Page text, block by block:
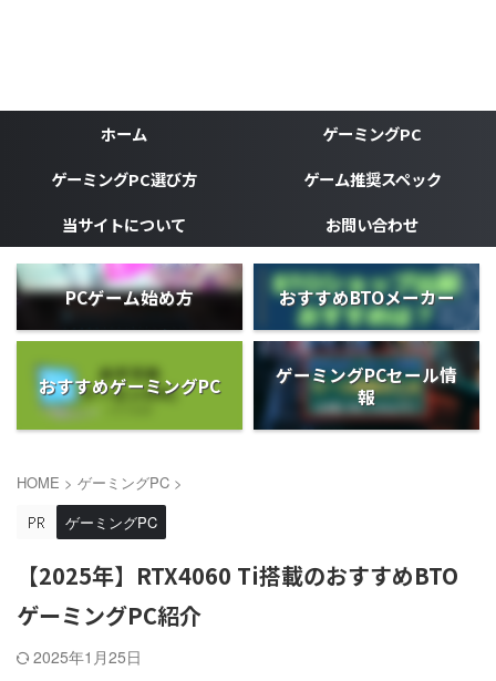
ホーム
ゲーミングPC
ゲーミングPC選び方
ゲーム推奨スペック
当サイトについて
お問い合わせ
PCゲーム始め方 おすすめBTOメーカー
おすすめゲーミングPC
ゲーミングPCセール情
報
HOME > ゲーミングPC >
ゲーミングPC
【2025年】RTX4060 Ti搭載のおすすめBTO
ゲーミングPC紹介
2025年1月25日